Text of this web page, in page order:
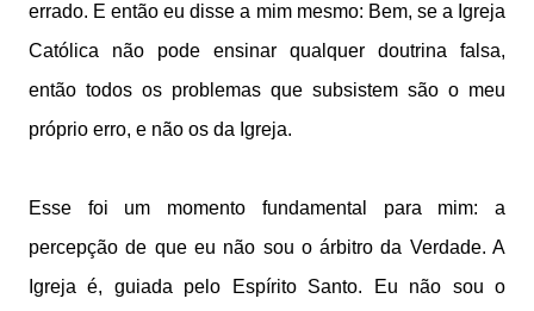
errado. E então eu disse a mim mesmo: Bem, se a Igreja
Católica não pode ensinar qualquer doutrina falsa,
então todos os problemas que subsistem são o meu
próprio erro, e não os da Igreja.
Esse foi um momento fundamental para mim: a
percepção de que eu não sou o árbitro da Verdade. A
Igreja é, guiada pelo Espírito Santo. Eu não sou o